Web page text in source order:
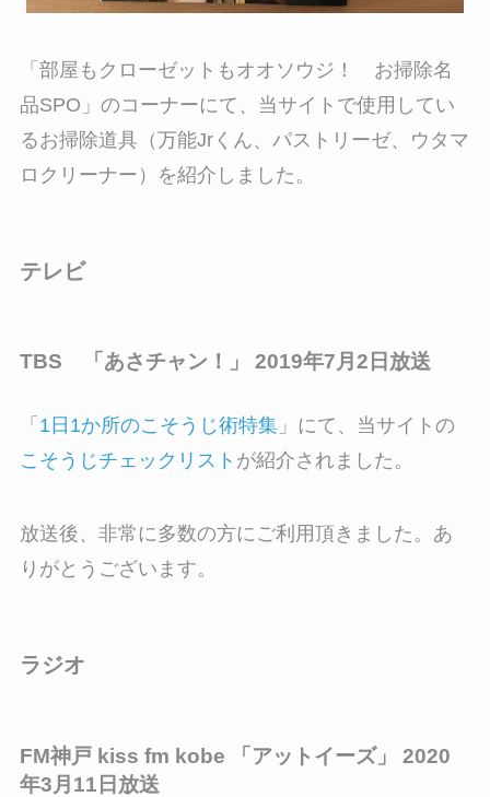
「部屋もクローゼットもオオソウジ！ お掃除名
品SPO」のコーナーにて、当サイトで使用してい
るお掃除道具（万能Jrくん、パストリーゼ、ウタマ
ロクリーナー）を紹介しました。
テレビ
TBS 「あさチャン！」 2019年7月2日放送
「 1日1か所のこそうじ術特集」にて、当サイトの
こそうじチェックリスト が紹介されました。
放送後、非常に多数の方にご利用頂きました。あ
りがとうございます。
ラジオ
FM神戸 kiss fm kobe 「アットイーズ」 2020
年3月11日放送